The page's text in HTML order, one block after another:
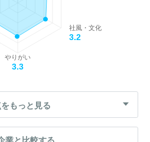
社風・文化
3.2
やりがい
3.3
もっと見る